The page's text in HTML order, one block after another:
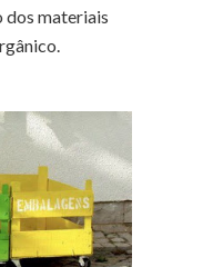
dos materiais